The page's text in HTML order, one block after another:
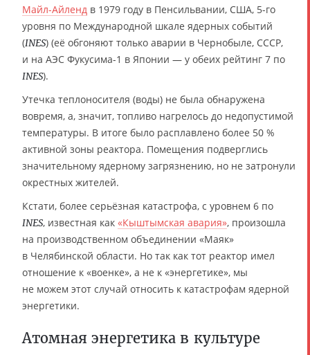
Майл-Айленд в 1979 году в Пенсильвании, США, 5-го
уровня по Международной шкале ядерных событий
(INES) (её обгоняют только аварии в Чернобыле, СССР,
и на АЭС Фукусима-1 в Японии — у обеих рейтинг 7 по
INES).
Утечка теплоносителя (воды) не была обнаружена
вовремя, а, значит, топливо нагрелось до недопустимой
температуры. В итоге было расплавлено более 50 %
активной зоны реактора. Помещения подверглись
значительному ядерному загрязнению, но не затронули
окрестных жителей.
Кстати, более серьёзная катастрофа, с уровнем 6 по
INES, известная как «Кыштымская авария», произошла
на производственном объединении «Маяк»
в Челябинской области. Но так как тот реактор имел
отношение к «военке», а не к «энергетике», мы
не можем этот случай относить к катастрофам ядерной
энергетики.
Атомная энергетика в культуре